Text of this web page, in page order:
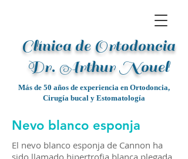
Clínica de Ortodoncia
Dr. Arthur Nouel
Más de 50 años de experiencia en Ortodoncia,
Cirugía bucal y Estomatología
Nevo blanco esponja
El nevo blanco esponja de Cannon ha
sido llamado hipertrofia blanca plegada